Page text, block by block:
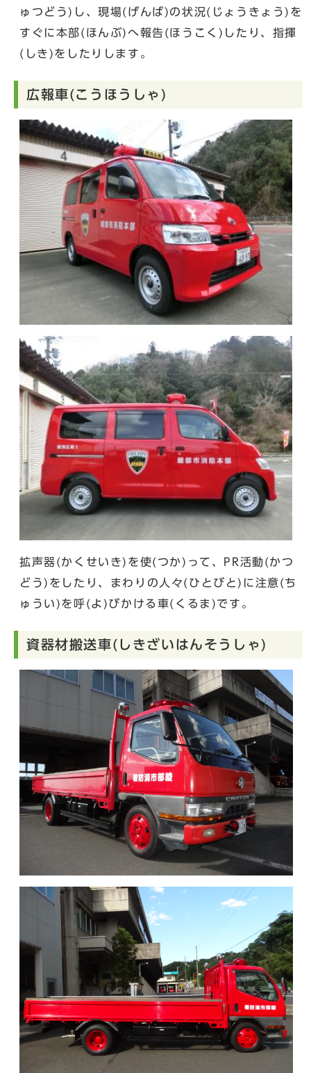
ゅつどう)し、現場(げんば)の状況(じょうきょう)を
すぐに本部(ほんぶ)へ報告(ほうこく)したり、指揮
(しき)をしたりします。
広報車(こうほうしゃ)
拡声器(かくせいき)を使(つか)って、PR活動(かつ
どう)をしたり、まわりの人々(ひとびと)に注意(ち
ゅうい)を呼(よ)びかける車(くるま)です。
資器材搬送車(しきざいはんそうしゃ)